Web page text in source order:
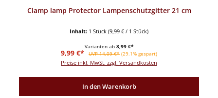
Clamp lamp Protector Lampenschutzgitter 21 cm
Inhalt: 1 Stück (9,99 € / 1 Stück)
Varianten ab 8,99 €*
Verkaufspreis:
9,99 €* Regulärer Preis:
UVP 14,09 €* (29.1% gespart)
Preise inkl. MwSt. zzgl. Versandkosten
In den Warenkorb